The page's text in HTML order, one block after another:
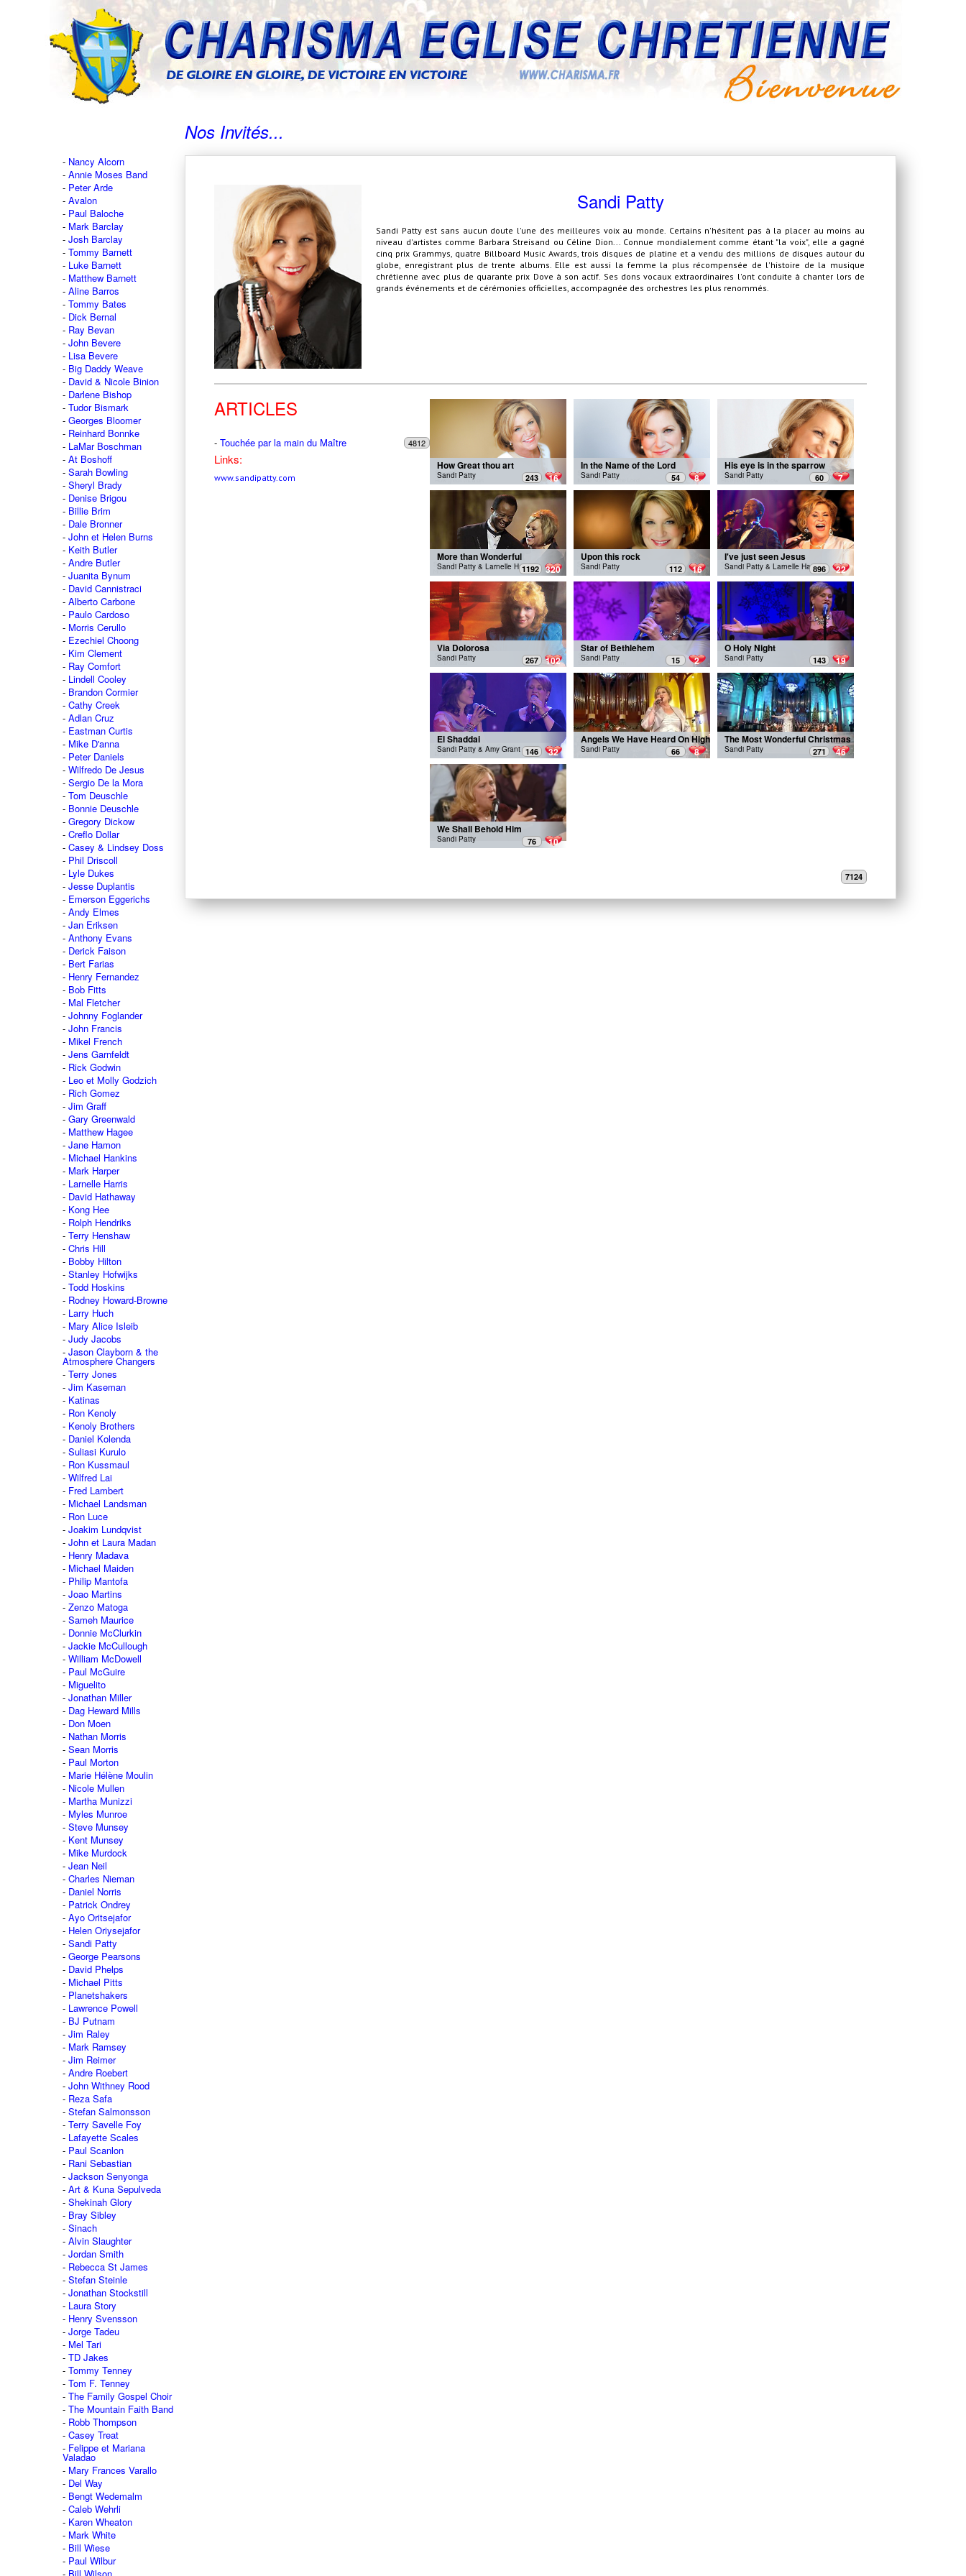
Nancy Alcorn
Annie Moses Band
Peter Arde
Avalon
Paul Baloche
Mark Barclay
Josh Barclay
Tommy Barnett
Luke Barnett
Matthew Barnett
Aline Barros
Tommy Bates
Dick Bernal
Ray Bevan
John Bevere
Lisa Bevere
Big Daddy Weave
David & Nicole Binion
Darlene Bishop
Tudor Bismark
Georges Bloomer
Reinhard Bonnke
LaMar Boschman
At Boshoff
Sarah Bowling
Sheryl Brady
Denise Brigou
Billie Brim
Dale Bronner
John et Helen Burns
Keith Butler
Andre Butler
Juanita Bynum
David Cannistraci
Alberto Carbone
Paulo Cardoso
Morris Cerullo
Ezechiel Choong
Kim Clement
Ray Comfort
Lindell Cooley
Brandon Cormier
Cathy Creek
Adlan Cruz
Eastman Curtis
Mike D'anna
Peter Daniels
Wilfredo De Jesus
Sergio De la Mora
Tom Deuschle
Bonnie Deuschle
Gregory Dickow
Creflo Dollar
Casey & Lindsey Doss
Phil Driscoll
Lyle Dukes
Jesse Duplantis
Emerson Eggerichs
Andy Elmes
Jan Eriksen
Anthony Evans
Derick Faison
Bert Farias
Henry Fernandez
Bob Fitts
Mal Fletcher
Johnny Foglander
John Francis
Mikel French
Jens Garnfeldt
Rick Godwin
Leo et Molly Godzich
Rich Gomez
Jim Graff
Gary Greenwald
Matthew Hagee
Jane Hamon
Michael Hankins
Mark Harper
Larnelle Harris
David Hathaway
Kong Hee
Rolph Hendriks
Terry Henshaw
Chris Hill
Bobby Hilton
Stanley Hofwijks
Todd Hoskins
Rodney Howard-Browne
Larry Huch
Mary Alice Isleib
Judy Jacobs
Jason Clayborn & the
Atmosphere Changers
Terry Jones
Jim Kaseman
Katinas
Ron Kenoly
Kenoly Brothers
Daniel Kolenda
Suliasi Kurulo
Ron Kussmaul
Wilfred Lai
Fred Lambert
Michael Landsman
Ron Luce
Joakim Lundqvist
John et Laura Madan
Henry Madava
Michael Maiden
Philip Mantofa
Joao Martins
Zenzo Matoga
Sameh Maurice
Donnie McClurkin
Jackie McCullough
William McDowell
Paul McGuire
Miguelito
Jonathan Miller
Dag Heward Mills
Don Moen
Nathan Morris
Sean Morris
Paul Morton
Marie Hélène Moulin
Nicole Mullen
Martha Munizzi
Myles Munroe
Steve Munsey
Kent Munsey
Mike Murdock
Jean Neil
Charles Nieman
Daniel Norris
Patrick Ondrey
Ayo Oritsejafor
Helen Oriysejafor
Sandi Patty
George Pearsons
David Phelps
Michael Pitts
Planetshakers
Lawrence Powell
BJ Putnam
Jim Raley
Mark Ramsey
Jim Reimer
Andre Roebert
John Withney Rood
Reza Safa
Stefan Salmonsson
Terry Savelle Foy
Lafayette Scales
Paul Scanlon
Rani Sebastian
Jackson Senyonga
Art & Kuna Sepulveda
Shekinah Glory
Bray Sibley
Sinach
Alvin Slaughter
Jordan Smith
Rebecca St James
Stefan Steinle
Jonathan Stockstill
Laura Story
Henry Svensson
Jorge Tadeu
Mel Tari
TD Jakes
Tommy Tenney
Tom F. Tenney
The Family Gospel Choir
The Mountain Faith Band
Robb Thompson
Casey Treat
Felippe et Mariana
Valadao
Mary Frances Varallo
Del Way
Bengt Wedemalm
Caleb Wehrli
Karen Wheaton
Mark White
Bill Wiese
Paul Wilbur
Nos Invités...
Sandi Patty
Sandi Patty est sans aucun doute l'une des meilleures voix au monde. Certains n'hésitent pas à la placer au moins au
niveau d'artistes comme Barbara Streisand ou Céline Dion... Connue mondialement comme étant "la voix", elle a gagné
cinq prix Grammys, quatre Billboard Music Awards, trois disques de platine et a vendu des millions de disques autour du
globe, enregistrant plus de trente albums. Elle est aussi la femme la plus récompensée de l'histoire de la musique
chrétienne avec plus de quarante prix Dove à son actif. Ses dons vocaux extraordinaires l'ont conduite à chanter lors de
grands événements et de cérémonies officielles, accompagnée des orchestres les plus renommés.
ARTICLES
- Touchée par la main du Maître 4812
Links:
www.sandipatty.com 243 16
How Great thou art
Sandi Patty 54 8
In the Name of the Lord
Sandi Patty 60 7
His eye is in the sparrow
Sandi Patty
1192 320
More than Wonderful
Sandi Patty & Larnelle Harris 112 16
Upon this rock
Sandi Patty 896 22
I've just seen Jesus
Sandi Patty & Larnelle Harris
267 102
Via Dolorosa
Sandi Patty 15 2
Star of Bethlehem
Sandi Patty 143 19
O Holy Night
Sandi Patty
146 32
El Shaddai
Sandi Patty & Amy Grant 66 8
Angels We Have Heard On High
Sandi Patty 271 46
The Most Wonderful Christmas
Sandi Patty
76 10
We Shall Behold Him
Sandi Patty
7124